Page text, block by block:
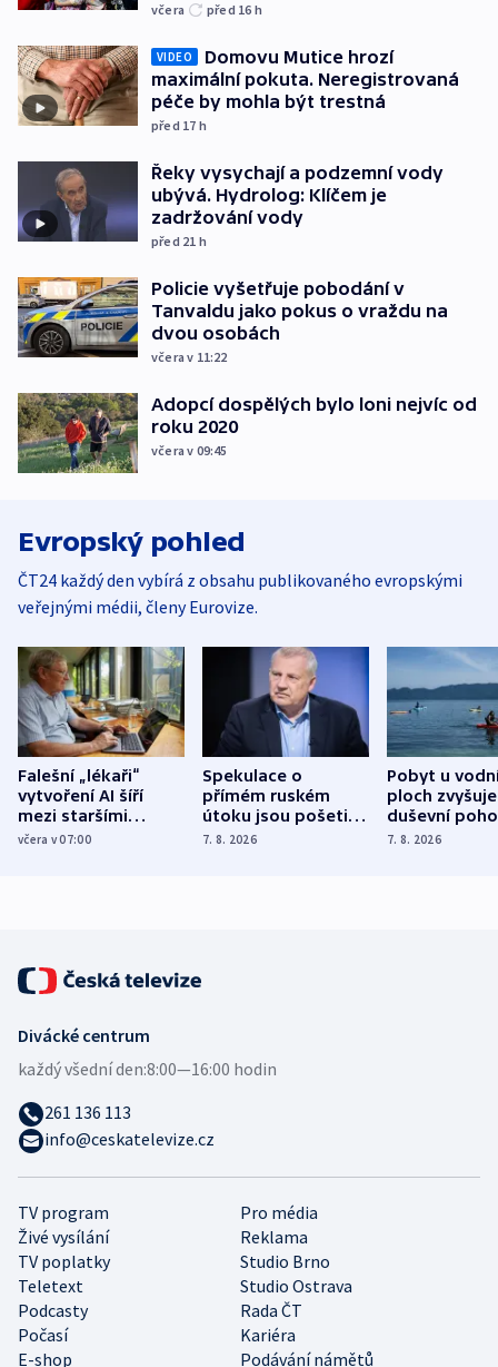
včera před 16 h
VIDEO
Domovu Mutice hrozí
maximální pokuta. Neregistrovaná
péče by mohla být trestná
před 17 h
Řeky vysychají a podzemní vody
ubývá. Hydrolog: Klíčem je
zadržování vody
před 21 h
Policie vyšetřuje pobodání v
Tanvaldu jako pokus o vraždu na
dvou osobách
včera v 11:22
Adopcí dospělých bylo loni nejvíc od
roku 2020
včera v 09:45
Evropský pohled
ČT24 každý den vybírá z obsahu publikovaného evropskými
veřejnými médii, členy Eurovize.
Falešní „lékaři“
vytvoření AI šíří
mezi staršími
Poláky nebezpečné
včera v 07:00
Spekulace o
přímém ruském
útoku jsou pošetilé,
míní estonský
7. 8. 2026
Pobyt u
ploch zvyšuje
duševní
ukázala
7. 8. 2026
TV program
Pro média
Živé vysílání
Reklama
TV poplatky
Studio Brno
Teletext
Studio Ostrava
Podcasty
Rada ČT
Počasí
Kariéra
E-shop
Podávání námětů
Divácké centrum
každý všední den:8:00—16:00 hodin
261 136 113
info@ceskatelevize.cz